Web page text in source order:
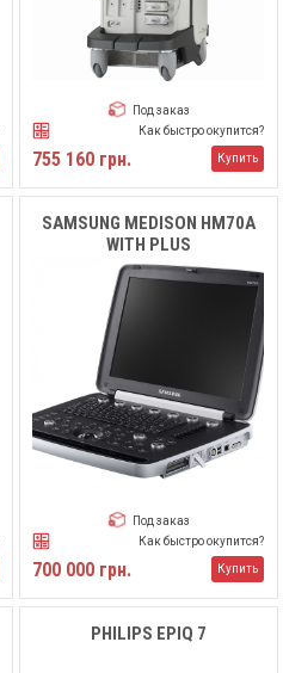
Под заказ
Как быстро окупится?
755 160 грн. Купить
SAMSUNG MEDISON HM70A
WITH PLUS
Под заказ
Как быстро окупится?
700 000 грн. Купить
PHILIPS EPIQ 7